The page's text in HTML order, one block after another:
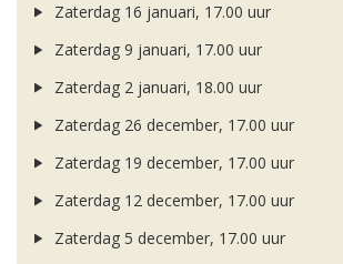
Zaterdag 16 januari, 17.00 uur
Zaterdag 9 januari, 17.00 uur
Zaterdag 2 januari, 18.00 uur
Zaterdag 26 december, 17.00 uur
Zaterdag 19 december, 17.00 uur
Zaterdag 12 december, 17.00 uur
Zaterdag 5 december, 17.00 uur